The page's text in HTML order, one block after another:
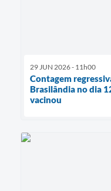
29 JUN 2026 - 11h00
Contagem
Brasilândia no dia
vacinou